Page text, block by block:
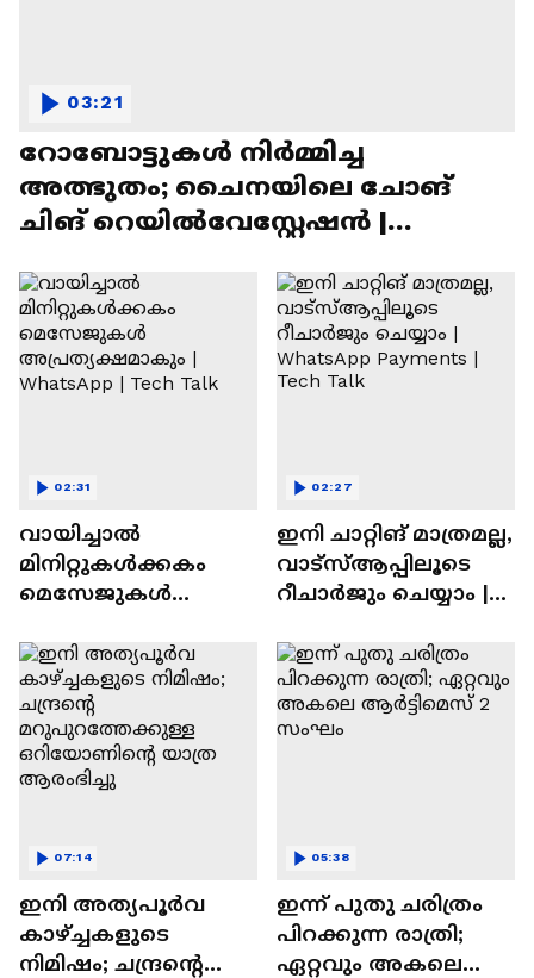
റോബോട്ടുകൾ നിർമ്മിച്ച
അത്ഭുതം; ചൈനയിലെ ചോങ്
ചിങ് റെയിൽവേസ്റ്റേഷൻ |
03:21
വായിച്ചാൽ
മിനിറ്റുകൾക്കകം
മെസേജുകള്‍
WhatsApp | Tech Talk
02:31
ഇനി ചാറ്റിങ് മാത്രമല്ല,
വാട്‌സ്‌ആപ്പിലൂടെ
റീചാർജും ചെയ്യാം |
Tech Talk
02:27
ഇനി അത്യപൂര്‍വ
കാഴ്ച്ചകളുടെ
നിമിഷം; ചന്ദ്രന്റെ
07:14
ഇന്ന് പുതു ചരിത്രം
പിറക്കുന്ന രാത്രി;
ഏറ്റവും അകലെ
05:38